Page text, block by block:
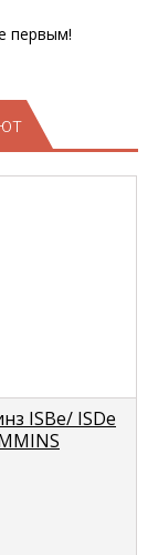
первым!
ISBe/ ISDe